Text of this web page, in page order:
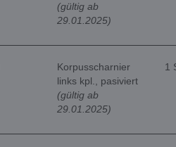
(gültig ab
29.01.2025)
Korpusscharnier
links kpl., pasiviert
(gültig ab
29.01.2025)
1